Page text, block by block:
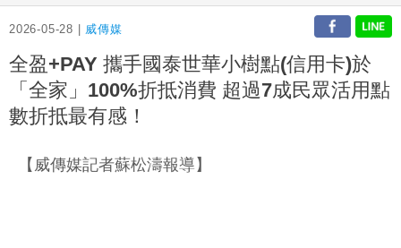
2026-05-28 | 威傳媒
全盈+PAY 攜手國泰世華小樹點(信用卡)於
「全家」100%折抵消費 超過7成民眾活用點
數折抵最有感！
【威傳媒記者蘇松濤報導】